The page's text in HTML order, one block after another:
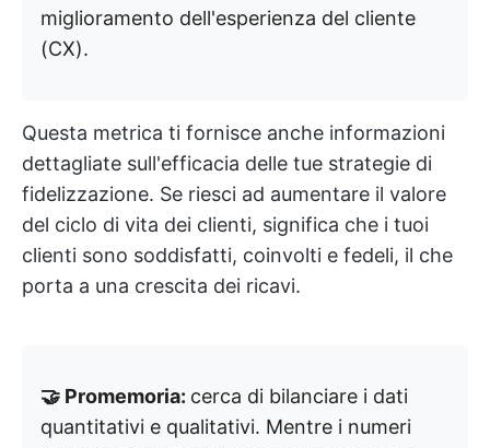
miglioramento dell'esperienza del cliente
(CX).
Questa metrica ti fornisce anche informazioni
dettagliate sull'efficacia delle tue strategie di
fidelizzazione. Se riesci ad aumentare il valore
del ciclo di vita dei clienti, significa che i tuoi
clienti sono soddisfatti, coinvolti e fedeli, il che
porta a una crescita dei ricavi.
🤝 Promemoria: cerca di bilanciare i dati
quantitativi e qualitativi. Mentre i numeri